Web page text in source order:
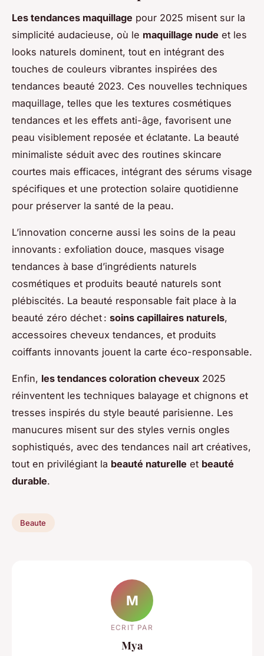
Les tendances maquillage pour 2025 misent sur la
simplicité audacieuse, où le maquillage nude et les
looks naturels dominent, tout en intégrant des
touches de couleurs vibrantes inspirées des
tendances beauté 2023. Ces nouvelles techniques
maquillage, telles que les textures cosmétiques
tendances et les effets anti-âge, favorisent une
peau visiblement reposée et éclatante. La beauté
minimaliste séduit avec des routines skincare
courtes mais efficaces, intégrant des sérums visage
spécifiques et une protection solaire quotidienne
pour préserver la santé de la peau.
L’innovation concerne aussi les soins de la peau
innovants : exfoliation douce, masques visage
tendances à base d’ingrédients naturels
cosmétiques et produits beauté naturels sont
plébiscités. La beauté responsable fait place à la
beauté zéro déchet : soins capillaires naturels,
accessoires cheveux tendances, et produits
coiffants innovants jouent la carte éco-responsable.
Enfin, les tendances coloration cheveux 2025
réinventent les techniques balayage et chignons et
tresses inspirés du style beauté parisienne. Les
manucures misent sur des styles vernis ongles
sophistiqués, avec des tendances nail art créatives,
tout en privilégiant la beauté naturelle et beauté
durable.
Beaute
M
ECRIT PAR
Mya